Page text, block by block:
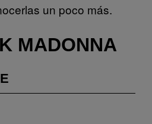
un poco más.
MADONNA